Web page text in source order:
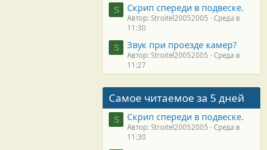
S Скрип спереди в подвеске.
Автор: Stroitel20052005
Среда в
11:30
S Звук при проезде камер?
Автор: Stroitel20052005
Среда в
11:27
Самое читаемое за 5 дней
S Скрип спереди в подвеске.
Автор: Stroitel20052005
Среда в
11:30